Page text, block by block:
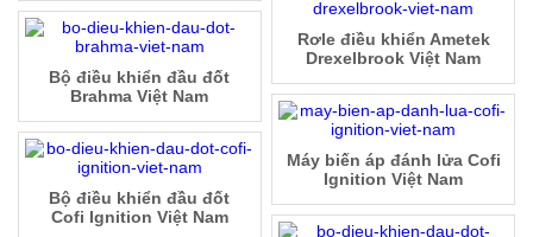
Rơle điều khiển Ametek
Drexelbrook Việt Nam
Bộ điều khiển đầu đốt
Brahma Việt Nam
Máy biến áp đánh lửa Cofi
Ignition Việt Nam
Bộ điều khiển đầu đốt
Cofi Ignition Việt Nam